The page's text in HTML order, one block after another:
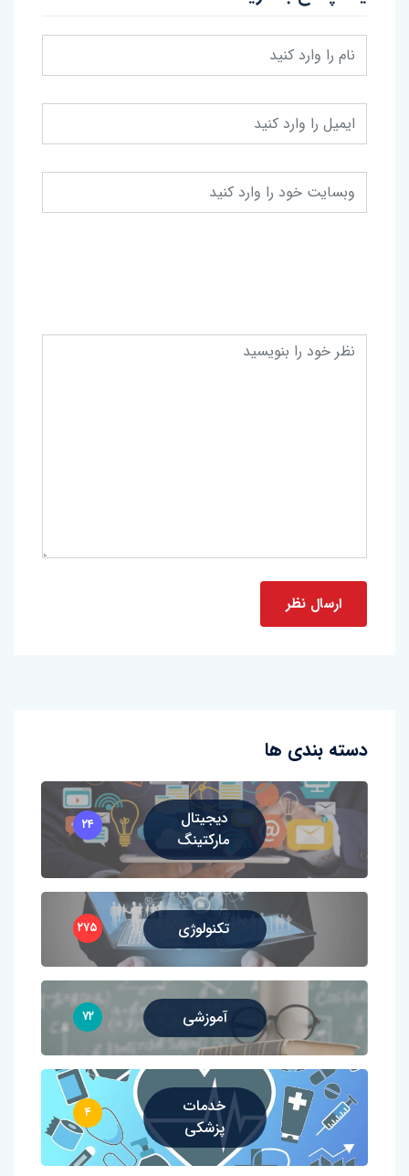
دسته بندی ها
دیجیتال
مارکتینگ
۲۴
تکنولوژی ۲۷۵
آموزشی ۷۲
خدمات
پزشکی
۴